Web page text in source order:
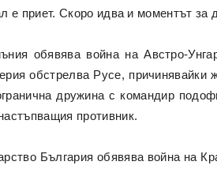
е приет. Скоро идва и моментът за
обявява война на Австро-
обстрелва Русе, причинявайки
дружина с командир
противник.
България обявява война на